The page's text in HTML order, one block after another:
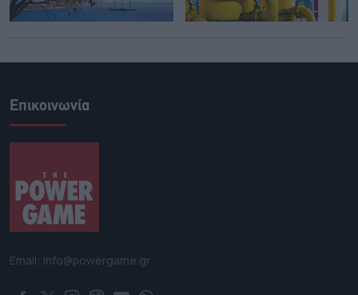
Επικοινωνία
Email: info@powergame.gr